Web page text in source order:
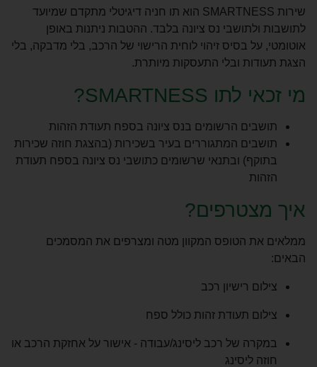
שירות SMARTNESS הוא תו חניה דיגיטלי מתקדם שמיועד
לתושבות ולתושבי נס ציונה בלבד. ההטבות ניתנות באופן
אוטומטי, על בסיס זיהוי לוחית הרישוי של הרכב, בלי מדבקה, בלי
הצגת תעודות ובלי התעסקות מיותרת.
מי זכאי לתו SMARTNESS?
תושבים הרשומים בנס ציונה בספח תעודת הזהות
תושבים המתגוררים בעיר בשכירות (בהצגת חוזה שכירות
בתוקף) ובתנאי שרשומים כתושבי נס ציונה בספח תעודת
הזהות
איך מצטרפים?
ממלאים את הטופס המקוון מטה ומצרפים את המסמכים
הבאים:
צילום רישיון רכב
צילום תעודת זהות כולל ספח
במקרה של רכב ליסינג/עבודה - אישור על אחזקת הרכב או
חוזה ליסינג